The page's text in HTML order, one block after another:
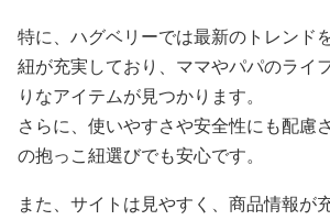
特に、ハグベリーでは最新のトレンド
紐が充実しており、ママやパパのライ
りなアイテムが見つかります。
さらに、使いやすさや安全性にも配慮
の抱っこ紐選びでも安心です。
また、サイトは見やすく、商品情報が